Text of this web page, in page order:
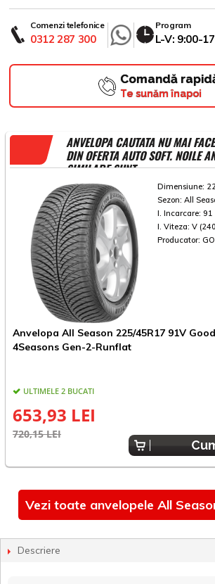
Comenzi telefonice
0312 287 300
Program
L-V: 9:00-
Comandă
Te sunăm înapoi
ANVELOPA CAUTATA NU MAI
DIN OFERTA AUTO SOFT. NOILE
SIMILARE SUNT
Dimensiune:
Sezon: All
I. Incarcare: 91
I. Viteza: V
Producator:
Anvelopa All Season 225/45R17 91V
4Seasons Gen-2-Runflat
ULTIMELE 2 BUCATI
653,93 LEI
720,15 LEI
Vezi toate anvelopele All
Descriere